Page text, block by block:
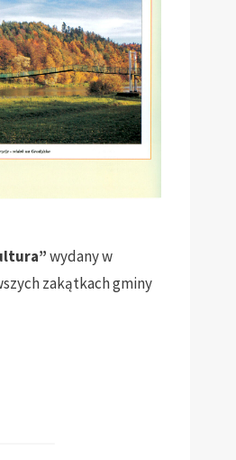
wydany w
zakątkach gminy